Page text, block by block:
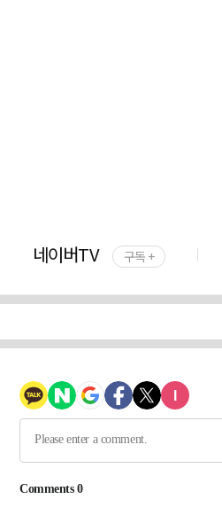
네이버TV 구독 +